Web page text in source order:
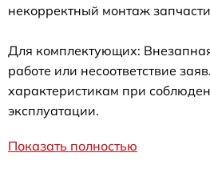
некорректный монтаж
Для комплектующих:
работе или несоответствие
характеристикам при
эксплуатации.
Показать полностью